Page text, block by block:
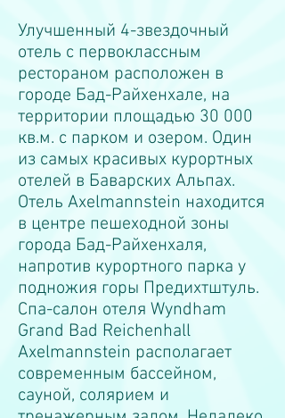
Улучшенный 4-звездочный
отель с первоклассным
рестораном расположен в
городе Бад-Райхенхале, на
территории площадью 30 000
кв.м. с парком и озером. Один
из самых красивых курортных
отелей в Баварских Альпах.
Отель Axelmannstein находится
в центре пешеходной зоны
города Бад-Райхенхаля,
напротив курортного парка у
подножия горы Предихтштуль.
Спа-салон отеля Wyndham
Grand Bad Reichenhall
Axelmannstein располагает
современным бассейном,
сауной, солярием и